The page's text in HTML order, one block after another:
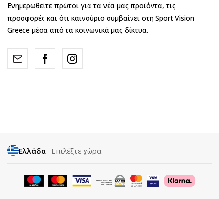
Ενημερωθείτε πρώτοι για τα νέα μας προϊόντα, τις
προσφορές και ότι καινούριο συμβαίνει στη Sport Vision
Greece μέσα από τα κοινωνικά μας δίκτυα.
Ελλάδα Επιλέξτε χώρα